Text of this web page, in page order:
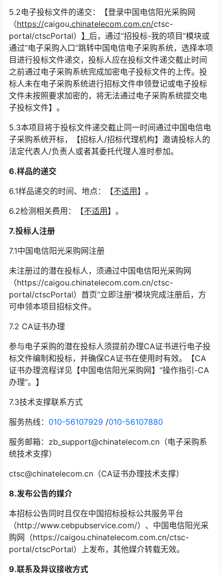
5.2电子投标文件的递交：【登录中国电信阳光采购网
（https://caigou.chinatelecom.com.cn/ctsc-
portal/ctscPortal） 】 后，通过“招投标-我的项目”模块或
通过“电子采购入口”跳转中国电信电子采购系统，选择本项
目进行投标文件递交，投标人应在投标文件递交截止时间
之前通过电子采购系统完成加密电子投标文件的上传。投
标人未在电子采购系统进行招标文件申领登记或电子投标
文件未按照要求加密的，将无法通过电子采购系统提交电
子投标文件】。
5.3本项目将于投标文件递交截止同一时间通过中国电信电
子采购系统开标，【招标人/招标代理机构】邀请投标人的
法定代表人/负责人或者其委托代理人准时参加。
6.样品的递交
6.1样品递交的时间、地点：【不适用】。
6.2检测相关费用：【不适用】。
7.投标人注册
7.1中国电信阳光采购网注册
未注册过的潜在投标人，须通过中国电信阳光采购网
（https://caigou.chinatelecom.com.cn/ctsc-
portal/ctscPortal）首页“立即注册”模块完成注册后，方
可申领本项目招标文件。
7.2 CA证书办理
参与电子采购的潜在投标人须提前办理CA证书进行电子投
标文件编制和投标，并确保CA证书在使用时有效。【CA
证书办理流程详见【中国电信阳光采购网】“操作指引-CA
办理”。】
7.3技术支撑联系方式
服务热线： 010-56107929 /010-56107880
服务邮箱：zb_support@chinatelecom.cn（电子采购系
统技术支撑）
ctsc@chinatelecom.cn（CA证书办理技术支撑）
8.发布公告的媒介
本招标公告同时且仅在中国招标投标公共服务平台
（http://www.cebpubservice.com/）、中国电信阳光采
购网（https://caigou.chinatelecom.com.cn/ctsc-
portal/ctscPortal）上发布，其他媒介转载无效。
9.联系及异议接收方式